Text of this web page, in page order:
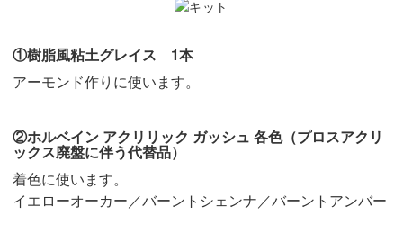
①樹脂風粘土グレイス 1本
アーモンド作りに使います。
②ホルベイン アクリリック ガッシュ 各色（プロスアクリ
ックス廃盤に伴う代替品）
着色に使います。
イエローオーカー／バーントシェンナ／バーントアンバー